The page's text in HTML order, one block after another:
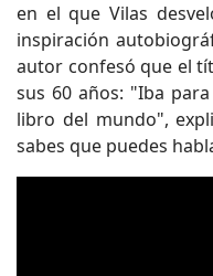
en el que Vilas
inspiración
autor confesó que el
sus 60 años: "Iba
libro del mundo",
sabes que puedes